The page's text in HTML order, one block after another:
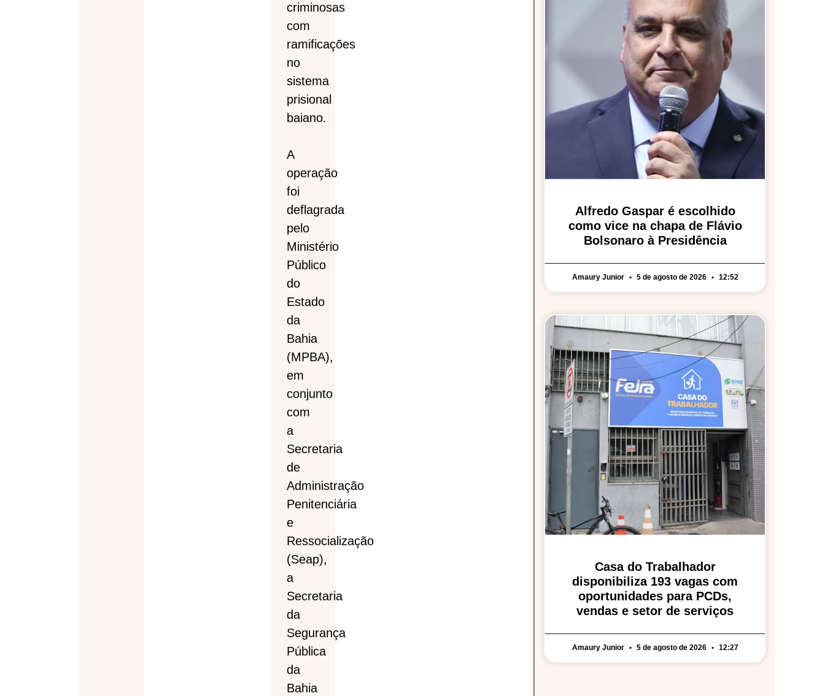
criminosas
com
ramificações
no
sistema
prisional
baiano.
A
operação
foi
deflagrada
pelo
Ministério
Público
do
Estado
da
Bahia
(MPBA),
em
conjunto
com
a
Secretaria
de
Administração
Penitenciária
e
Ressocialização
(Seap),
a
Secretaria
da
Segurança
Pública
da
Bahia
Alfredo Gaspar é escolhido
como vice na chapa de Flávio
Bolsonaro à Presidência
Amaury Junior 5 de agosto de 2026 12:52
Casa do Trabalhador
disponibiliza 193 vagas com
oportunidades para PCDs,
vendas e setor de serviços
Amaury Junior 5 de agosto de 2026 12:27